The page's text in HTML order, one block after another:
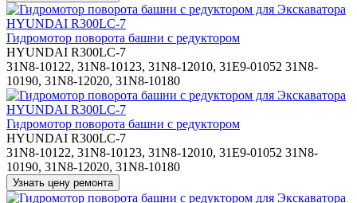
Гидромотор поворота башни с редуктором
HYUNDAI R300LC-7
31N8-10122, 31N8-10123, 31N8-12010, 31E9-01052 31N8-
10190, 31N8-12020, 31N8-10180
Гидромотор поворота башни с редуктором
HYUNDAI R300LC-7
31N8-10122, 31N8-10123, 31N8-12010, 31E9-01052 31N8-
10190, 31N8-12020, 31N8-10180